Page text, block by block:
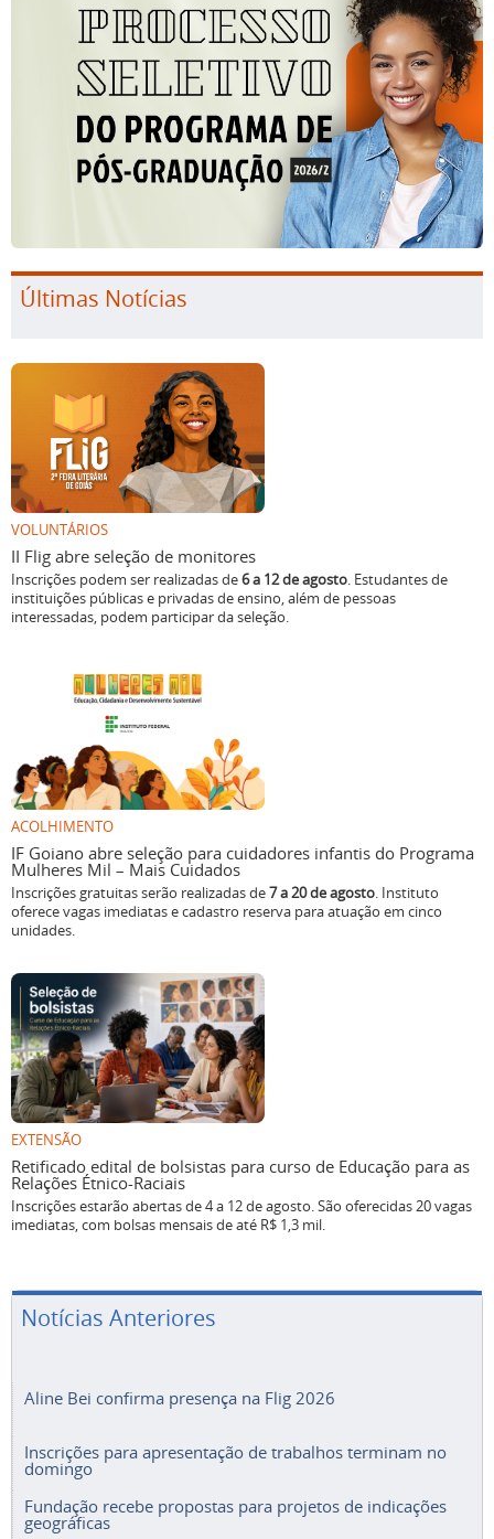
Últimas Notícias
VOLUNTÁRIOS
II Flig abre seleção de monitores
Inscrições podem ser realizadas de6 a 12 de agosto. Estudantes de
instituições públicas e privadas de ensino, além de pessoas
interessadas, podem participar da seleção.
ACOLHIMENTO
IF Goiano abre seleção para cuidadores infantis do Programa
Mulheres Mil – Mais Cuidados
Inscrições gratuitas serão realizadas de7 a 20 de agosto. Instituto
oferece vagas imediatas e cadastro reserva para atuação em cinco
unidades.
EXTENSÃO
Retificado edital de bolsistas para curso de Educação para as
Relações Étnico-Raciais
Inscrições estarão abertas de 4 a 12 de agosto. São oferecidas 20 vagas
imediatas, com bolsas mensais de até R$ 1,3 mil.
Notícias Anteriores
Aline Bei confirma presença na Flig 2026
Inscrições para apresentação de trabalhos terminam no
domingo
Fundação recebe propostas para projetos de indicações
geográficas